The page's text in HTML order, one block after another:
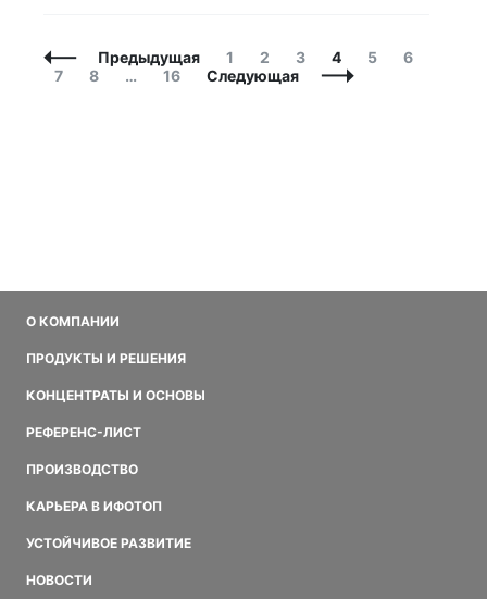
Навигация
по
Предыдущая Страница
1 Страница
2 Страница
3 Страница
4 Страница
5 Страница
6
Страница
7 Страница
8 … Страница
16 Следующая
О КОМПАНИИ
ПРОДУКТЫ И РЕШЕНИЯ
КОНЦЕНТРАТЫ И ОСНОВЫ
РЕФЕРЕНС-ЛИСТ
ПРОИЗВОДСТВО
КАРЬЕРА В ИФОТОП
УСТОЙЧИВОЕ РАЗВИТИЕ
НОВОСТИ